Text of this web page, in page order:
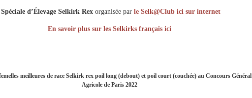
Spéciale d’Élevage Selkirk Rexorganisée par le Selk@Club ici sur internet
En savoir plus sur les Selkirks français ici
meilleures de race Selkirk rex poil long (debout) et poil court (couchée) au Concours Général
Agricole de Paris 2022